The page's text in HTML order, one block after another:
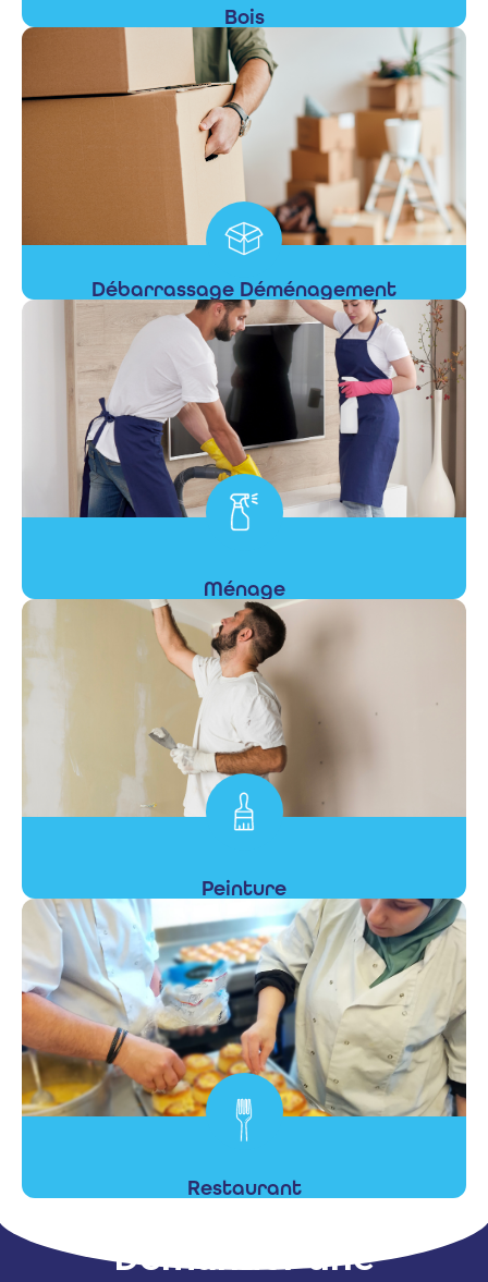
Bois
En savoir +
Débarrassage Déménagement
En savoir +
Ménage
En savoir +
Peinture
En savoir +
Restaurant
Demander une